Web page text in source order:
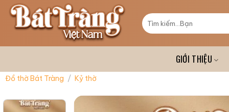
Skip
content
Tìm
kiếm:
GIỚI THIỆU
Đồ thờ Bát Tràng / Kỷ thờ